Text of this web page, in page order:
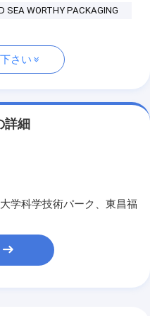
SEA WORTHY PACKAGING
さい
詳細
学科学技術パーク、東昌福